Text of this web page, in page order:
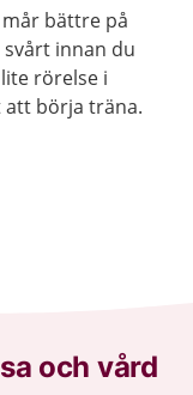
bättre på
innan du
rörelse i
börja träna.
och vård